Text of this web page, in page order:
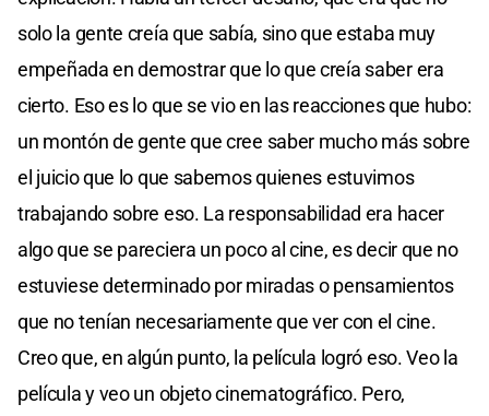
solo la gente creía que sabía, sino que estaba muy
empeñada en demostrar que lo que creía saber era
cierto. Eso es lo que se vio en las reacciones que hubo:
un montón de gente que cree saber mucho más sobre
el juicio que lo que sabemos quienes estuvimos
trabajando sobre eso. La responsabilidad era hacer
algo que se pareciera un poco al cine, es decir que no
estuviese determinado por miradas o pensamientos
que no tenían necesariamente que ver con el cine.
Creo que, en algún punto, la película logró eso. Veo la
película y veo un objeto cinematográfico. Pero,